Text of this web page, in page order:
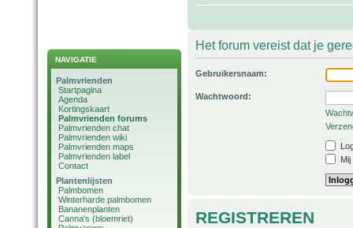
NAVIGATIE
Palmvrienden
Startpagina
Agenda
Kortingskaart
Palmvrienden forums
Palmvrienden chat
Palmvrienden wiki
Palmvrienden maps
Palmvrienden label
Contact
Plantenlijsten
Palmbomen
Winterharde palmbomen
Bananenplanten
Canna's (bloemriet)
Het forum vereist dat je
Gebruikersnaam:
Wachtwoord:
REGISTREREN